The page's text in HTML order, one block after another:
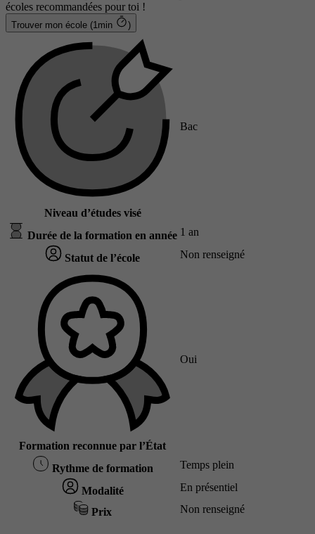
écoles recommandées pour toi !
Trouver mon école (1min )
Niveau d’études visé
Bac
Durée de la formation en année 1 an
Statut de l’école Non renseigné
Formation reconnue par l’État
Oui
Rythme de formation Temps plein
Modalité En présentiel
Prix Non renseigné